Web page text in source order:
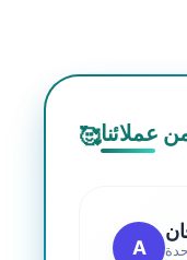
🥰عملائنا
A